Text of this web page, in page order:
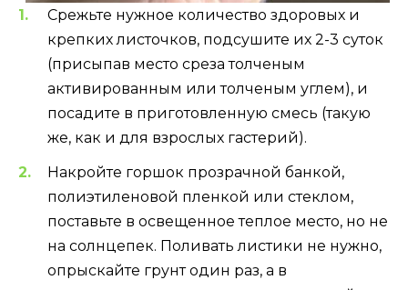
Срежьте нужное количество здоровых и
крепких листочков, подсушите их 2-3 суток
(присыпав место среза толченым
активированным или толченым углем), и
посадите в приготовленную смесь (такую
же, как и для взрослых гастерий).
Накройте горшок прозрачной банкой,
полиэтиленовой пленкой или стеклом,
поставьте в освещенное теплое место, но не
на солнцепек. Поливать листики не нужно,
опрыскайте грунт один раз, а в